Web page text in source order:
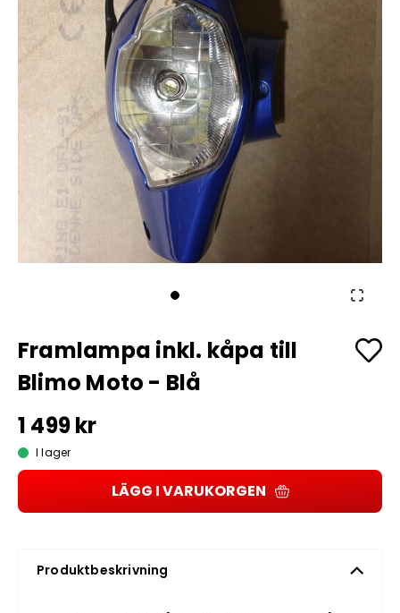
Framlampa inkl. kåpa till
Blimo Moto - Blå
1 499 kr
I lager
LÄGG I VARUKORGEN
Produktbeskrivning